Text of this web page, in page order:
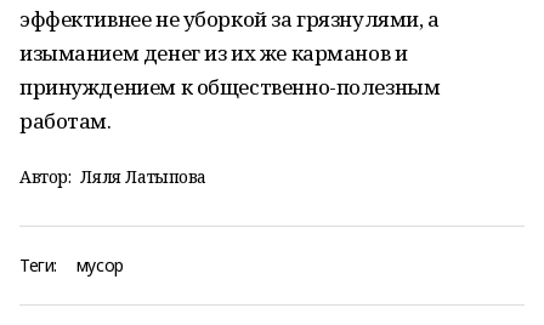
эффективнее не уборкой за грязнулями, а
изыманием денег из их же карманов и
принуждением к общественно-полезным
работам.
Автор: Ляля Латыпова
Теги: мусор